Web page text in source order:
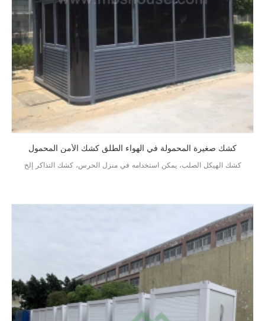
كشك صغيرة المحمولة في الهواء الطلق كشك الأمن المحمول
كشك الهيكل الصلب، يمكن استخدامه في منزل الحرس، كشك التذاكر إلخ